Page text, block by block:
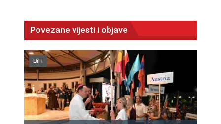
Povezane vijesti i objave
BiH